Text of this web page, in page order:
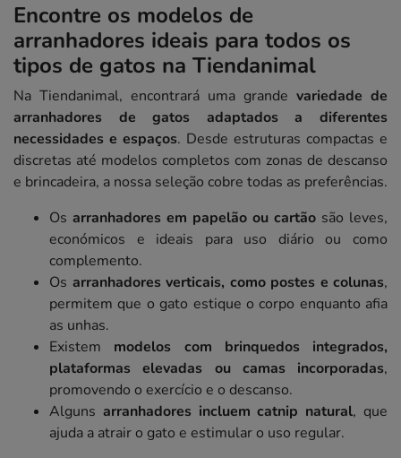
Encontre os modelos de
arranhadores ideais para todos os
tipos de gatos na Tiendanimal
Na Tiendanimal, encontrará uma grande variedade de
arranhadores de gatos adaptados a diferentes
necessidades e espaços. Desde estruturas compactas e
discretas até modelos completos com zonas de descanso
e brincadeira, a nossa seleção cobre todas as preferências.
Os arranhadores em papelão ou cartão são leves,
económicos e ideais para uso diário ou como
complemento.
Os arranhadores verticais, como postes e colunas,
permitem que o gato estique o corpo enquanto afia
as unhas.
Existem modelos com brinquedos integrados,
plataformas elevadas ou camas incorporadas,
promovendo o exercício e o descanso.
Alguns arranhadores incluem catnip natural, que
ajuda a atrair o gato e estimular o uso regular.